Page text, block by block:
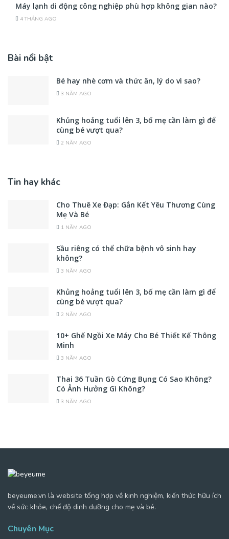
Máy lạnh di động công nghiệp phù hợp không gian nào?
4 THÁNG AGO
Bài nổi bật
Bé hay nhè cơm và thức ăn, lý do vì sao?
3 NĂM AGO
Khủng hoảng tuổi lên 3, bố mẹ cần làm gì để
cùng bé vượt qua?
2 NĂM AGO
Tin hay khác
Cho Thuê Xe Đạp: Gắn Kết Yêu Thương Cùng
Mẹ Và Bé
1 NĂM AGO
Sầu riêng có thể chữa bệnh vô sinh hay
không?
3 NĂM AGO
Khủng hoảng tuổi lên 3, bố mẹ cần làm gì để
cùng bé vượt qua?
2 NĂM AGO
10+ Ghế Ngồi Xe Máy Cho Bé Thiết Kế Thông
Minh
3 NĂM AGO
Thai 36 Tuần Gò Cứng Bụng Có Sao Không?
Có Ảnh Hưởng Gì Không?
3 NĂM AGO
beyeume.vn là website tổng hợp về kinh nghiệm, kiến thức hữu ích
về sức khỏe, chế độ dinh dưỡng cho mẹ và bé.
Chuyên Mục